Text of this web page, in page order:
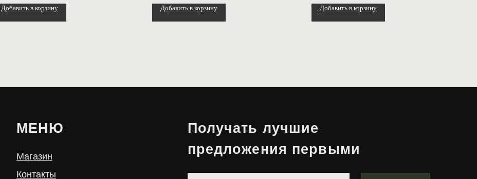
Добавить в корзину Добавить в корзину Добавить в корзину
Отправить
Website creator:@warmeeer